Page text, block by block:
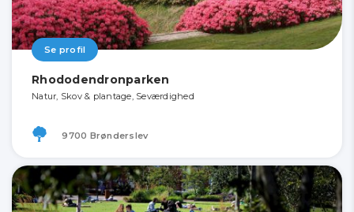
Se profil
Rhododendronparken
Natur, Skov & plantage, Seværdighed
9700 Brønderslev